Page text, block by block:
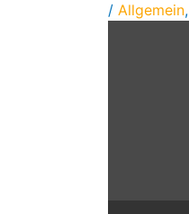
/ Allgemein,